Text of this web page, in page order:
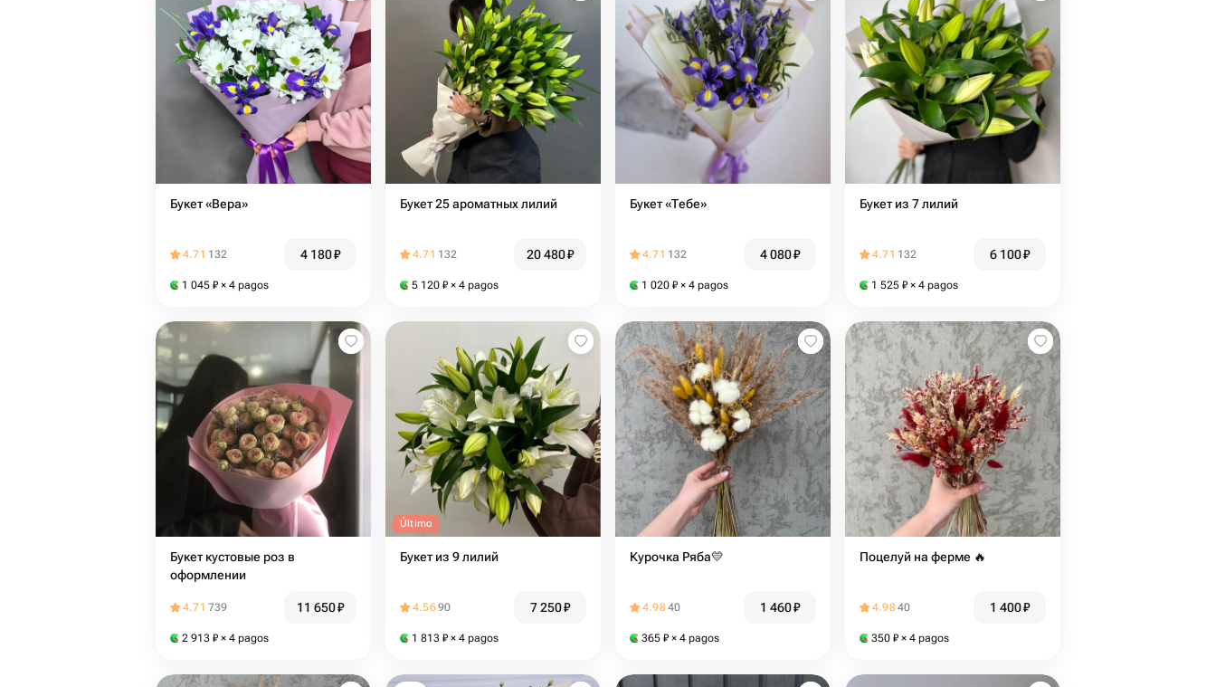
Букет «Вера»
4.71 132 4 180₽
1 045 ₽ × 4 pagos
Букет 25 ароматных лилий
4.71 132 20 480₽
5 120 ₽ × 4 pagos
Букет «Тебе»
4.71 132 4 080₽
1 020 ₽ × 4 pagos
Букет из 7 лилий
4.71 132 6 100₽
1 525 ₽ × 4 pagos
Букет кустовые роз в
оформлении
4.71 739 11 650₽
2 913 ₽ × 4 pagos
Último
Букет из 9 лилий
4.5690 7 250₽
1 813 ₽ × 4 pagos
Курочка Ряба💛
4.9840 1 460₽
365 ₽ × 4 pagos
Поцелуй на ферме 🔥
4.9840 1 400₽
350 ₽ × 4 pagos